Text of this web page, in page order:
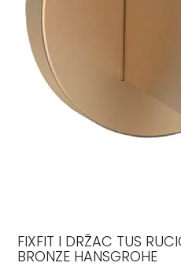
FIXFIT I DRŽAC TUS
BRONZE HANSGROHE